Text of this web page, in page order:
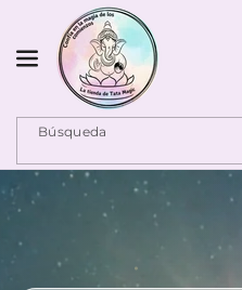
Ir Directamente Al Contenido
Búsqueda